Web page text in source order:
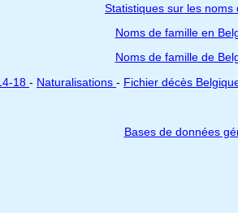
Statistiques sur les noms
Noms de famille en
Noms de famille de
18 - Naturalisations - Fichier décès
Bases de données